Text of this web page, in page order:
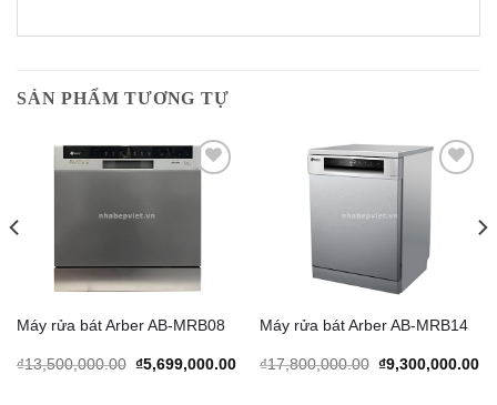
SẢN PHẨM TƯƠNG TỰ
Máy rửa bát Arber AB-MRB08
₫13,500,000.00 Original
₫5,699,000.00Current
Máy rửa bát Arber AB-MRB14
₫17,800,000.00 Original
₫9,300,000.00